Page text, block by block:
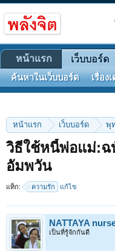
หน้าแรก เว็บบอร์ด พุ
วิธีใช้หนี้พ่อแม่:ฉ
อัมพวัน
แท็ก: ความรัก แก้ไข
NATTAYA
เป็นที่รู้จักกันดี
หน้าแรก เว็บบอร์ด
ค้นหาในเว็บบอร์ด เรื่อง